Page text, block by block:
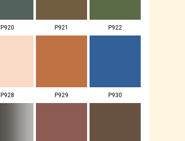
P920 P921 P922
P928 P929 P930